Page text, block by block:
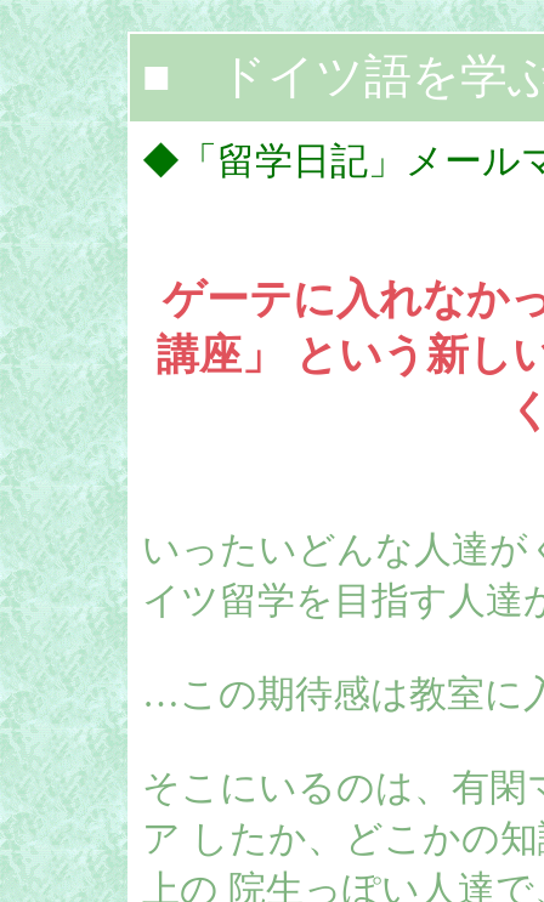
■ ドイツ語を学
◆「留学日記」メー
ゲーテに入れなか
講座」 という新し
いったいどんな人達
イツ留学を目指す人達
…この期待感は教室に
そこにいるのは、有
ア したか、どこかの
上の 院生っぽい人達